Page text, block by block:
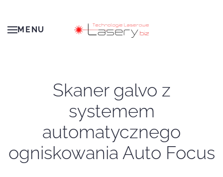
Przejdź do głównej treści
MENU
Skaner galvo z
systemem
automatycznego
ogniskowania Auto Focus